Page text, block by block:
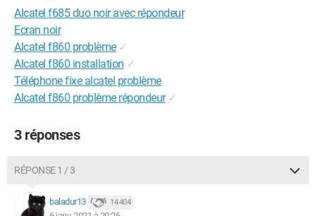
Alcatel f685 duo noir avec répondeur
Ecran noir
Alcatel f860 problème ✓
Alcatel f860 installation ✓
Téléphone fixe alcatel problème
Alcatel f860 problème répondeur ✓
3 réponses
RÉPONSE 1 / 3
baladur13 14 404